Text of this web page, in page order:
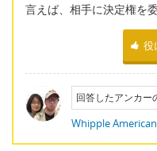
言えば、相手に決定権を
役
回答したアンカー
Whipple